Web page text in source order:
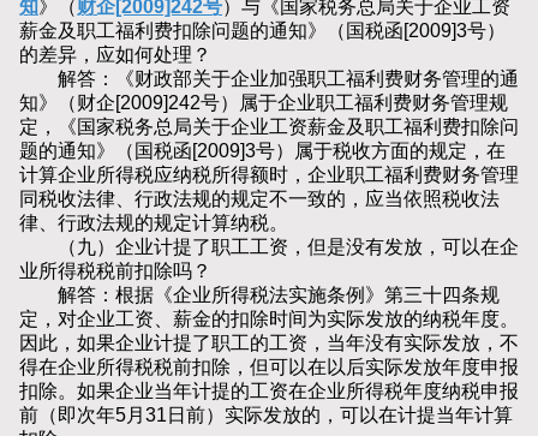
知》（财企[2009]242号）与《国家税务总局关于企业工资
薪金及职工福利费扣除问题的通知》（国税函[2009]3号）
的差异，应如何处理？
解答：《财政部关于企业加强职工福利费财务管理的通
知》（财企[2009]242号）属于企业职工福利费财务管理规
定，《国家税务总局关于企业工资薪金及职工福利费扣除问
题的通知》（国税函[2009]3号）属于税收方面的规定，在
计算企业所得税应纳税所得额时，企业职工福利费财务管理
同税收法律、行政法规的规定不一致的，应当依照税收法
律、行政法规的规定计算纳税。
（九）企业计提了职工工资，但是没有发放，可以在企
业所得税税前扣除吗？
解答：根据《企业所得税法实施条例》第三十四条规
定，对企业工资、薪金的扣除时间为实际发放的纳税年度。
因此，如果企业计提了职工的工资，当年没有实际发放，不
得在企业所得税税前扣除，但可以在以后实际发放年度申报
扣除。如果企业当年计提的工资在企业所得税年度纳税申报
前（即次年5月31日前）实际发放的，可以在计提当年计算